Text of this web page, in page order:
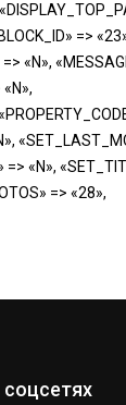
=>
«N»,
«N»,
=> «28»,